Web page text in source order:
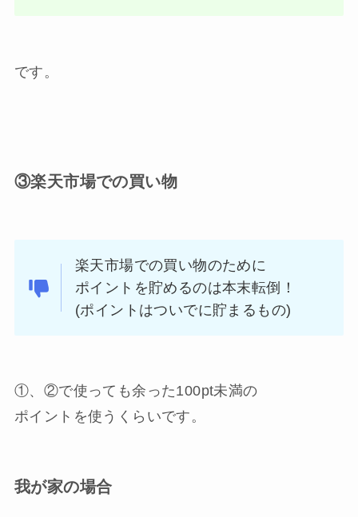
です。
③楽天市場での買い物
楽天市場での買い物のために
ポイントを貯めるのは本末転倒！
(ポイントはついでに貯まるもの)
①、②で使っても余った100pt未満の
ポイントを使うくらいです。
我が家の場合